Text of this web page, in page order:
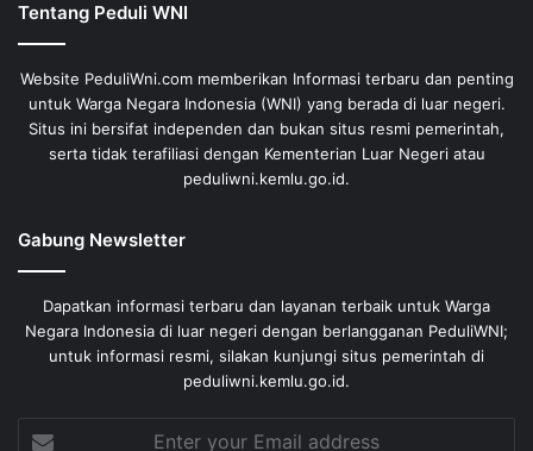
Tentang Peduli WNI
Website PeduliWni.com memberikan Informasi terbaru dan penting
untuk Warga Negara Indonesia (WNI) yang berada di luar negeri.
Situs ini bersifat independen dan bukan situs resmi pemerintah,
serta tidak terafiliasi dengan Kementerian Luar Negeri atau
peduliwni.kemlu.go.id.
Gabung Newsletter
Dapatkan informasi terbaru dan layanan terbaik untuk Warga
Negara Indonesia di luar negeri dengan berlangganan PeduliWNI;
untuk informasi resmi, silakan kunjungi situs pemerintah di
peduliwni.kemlu.go.id.